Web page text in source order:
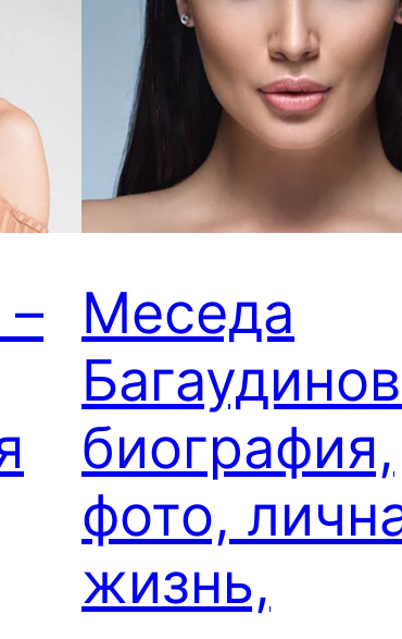
Меседа
биография,
фото,
жизнь,